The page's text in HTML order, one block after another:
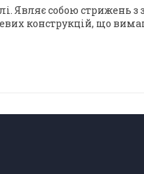
Являє собою стрижень
конструкцій, що